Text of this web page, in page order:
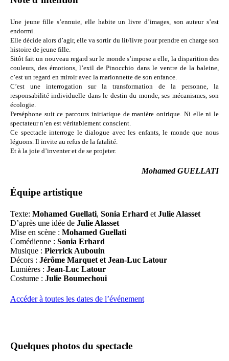
Une jeune fille s’ennuie, elle habite un livre d’images, son auteur s’est
endormi.
Elle décide alors d’agir, elle va sortir du lit/livre pour prendre en charge son
histoire de jeune fille.
Sitôt fait un nouveau regard sur le monde s’impose a elle, la disparition des
couleurs, des émotions, l’exil de Pinocchio dans le ventre de la baleine,
c’est un regard en miroir avec la marionnette de son enfance.
C’est une interrogation sur la transformation de la personne, la
responsabilité individuelle dans le destin du monde, ses mécanismes, son
écologie.
Perséphone suit ce parcours initiatique de manière onirique. Ni elle ni le
spectateur n’en est véritablement conscient.
Ce spectacle interroge le dialogue avec les enfants, le monde que nous
léguons. Il invite au refus de la fatalité.
Et à la joie d’inventer et de se projeter.
Mohamed GUELLATI
Équipe artistique
Texte: Mohamed Guellati, Sonia Erhard et Julie Alasset
D’après une idée de Julie Alasset
Mise en scène : Mohamed Guellati
Comédienne : Sonia Erhard
Musique : Pierrick Aubouin
Décors : Jérôme Marquet et Jean-Luc Latour
Lumières : Jean-Luc Latour
Costume : Julie Boumechoui
Accéder à toutes les dates de l’événement
Quelques photos du spectacle